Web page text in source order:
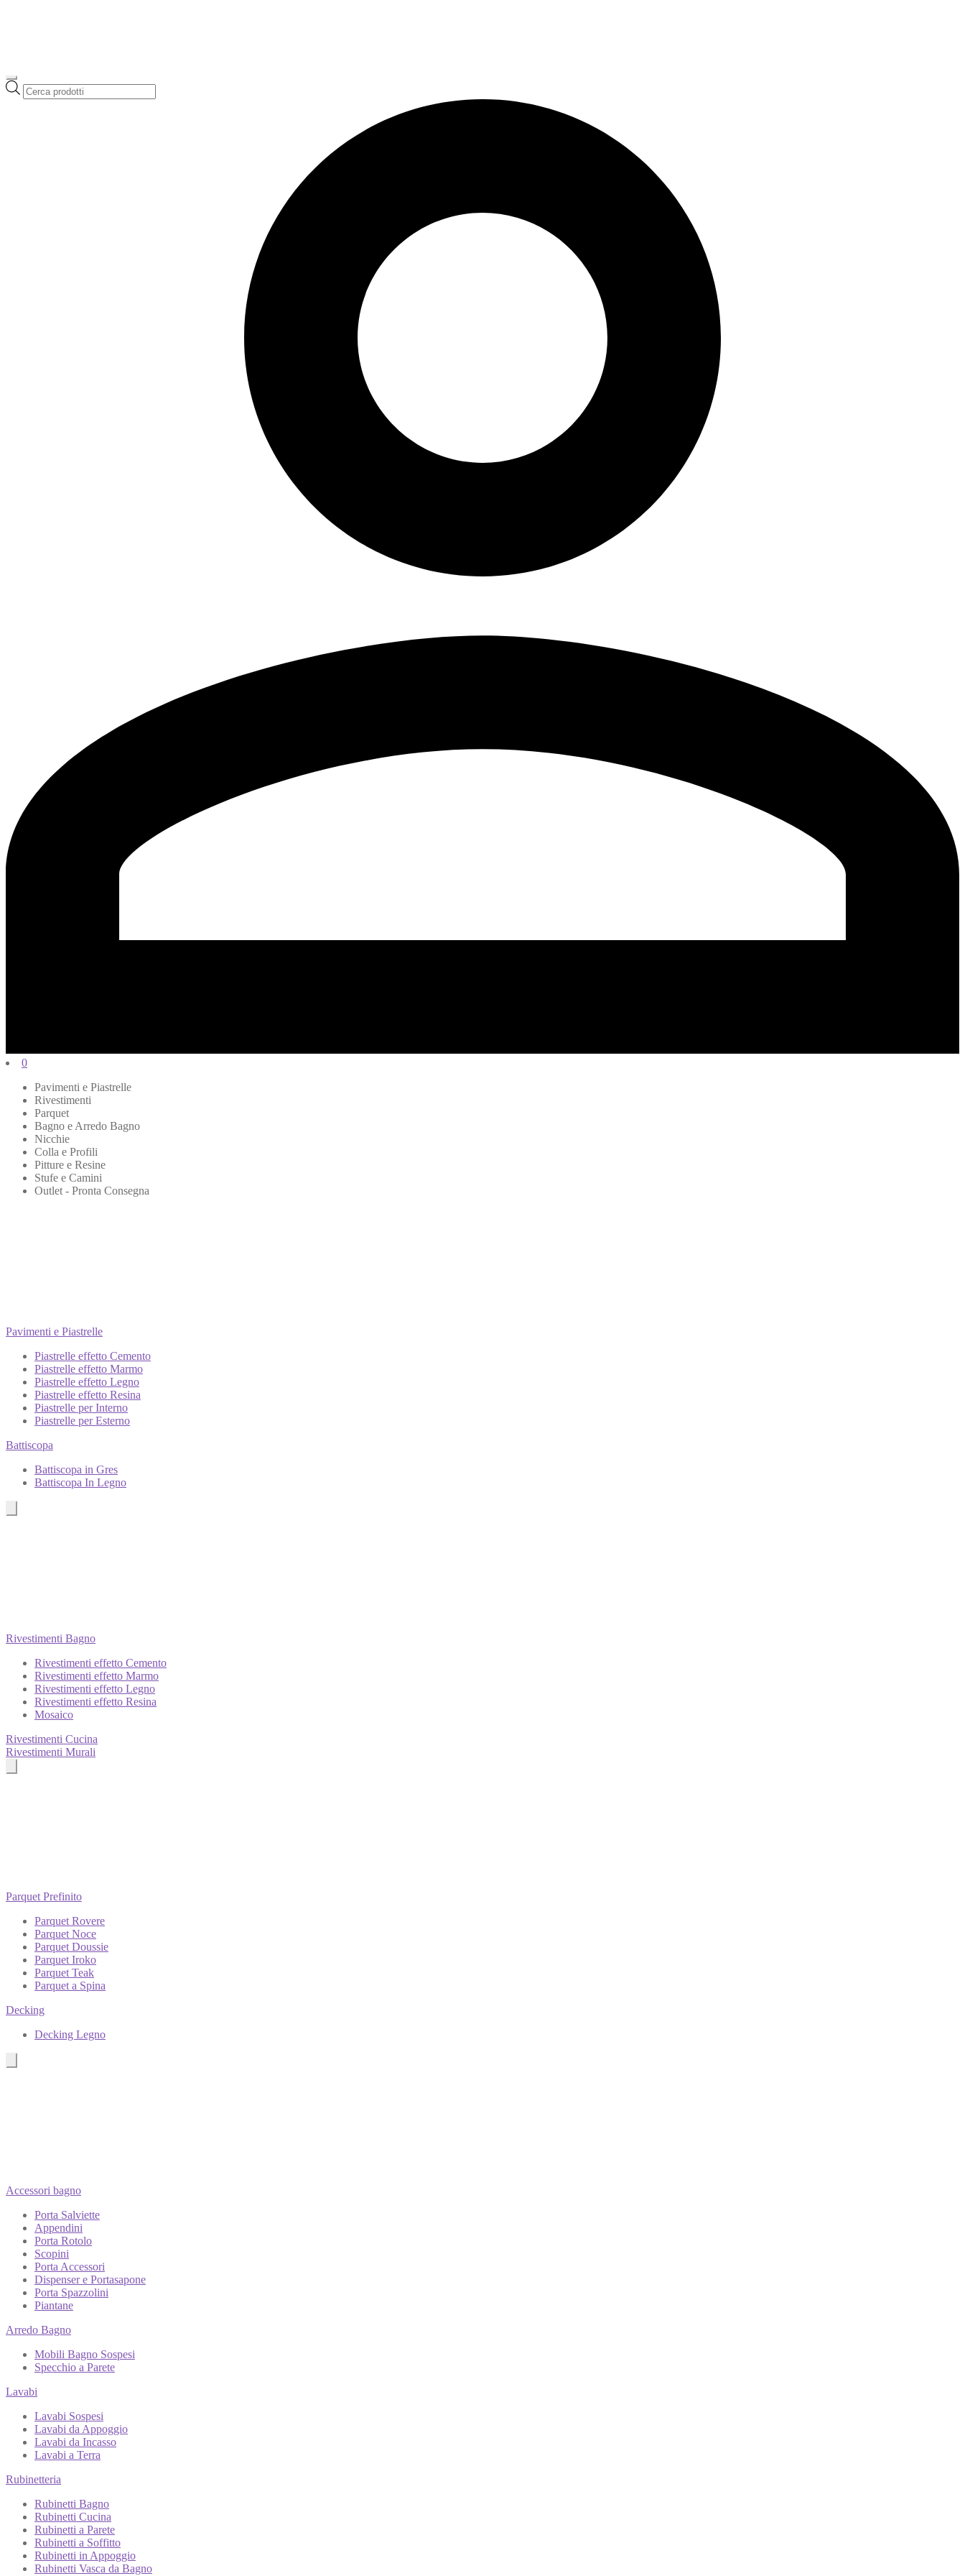
Ricerca
prodotti
0
Pavimenti e Piastrelle
Rivestimenti
Parquet
Bagno e Arredo Bagno
Nicchie
Colla e Profili
Pitture e Resine
Stufe e Camini
Outlet - Pronta Consegna
Pavimenti e Piastrelle
Piastrelle effetto Cemento
Piastrelle effetto Marmo
Piastrelle effetto Legno
Piastrelle effetto Resina
Piastrelle per Interno
Piastrelle per Esterno
Battiscopa
Battiscopa in Gres
Battiscopa In Legno
Rivestimenti Bagno
Rivestimenti effetto Cemento
Rivestimenti effetto Marmo
Rivestimenti effetto Legno
Rivestimenti effetto Resina
Mosaico
Rivestimenti Cucina
Rivestimenti Murali
Parquet Prefinito
Parquet Rovere
Parquet Noce
Parquet Doussie
Parquet Iroko
Parquet Teak
Parquet a Spina
Decking
Decking Legno
Accessori bagno
Porta Salviette
Appendini
Porta Rotolo
Scopini
Porta Accessori
Dispenser e Portasapone
Porta Spazzolini
Piantane
Arredo Bagno
Mobili Bagno Sospesi
Specchio a Parete
Lavabi
Lavabi Sospesi
Lavabi da Appoggio
Lavabi da Incasso
Lavabi a Terra
Rubinetteria
Rubinetti Bagno
Rubinetti Cucina
Rubinetti a Parete
Rubinetti a Soffitto
Rubinetti in Appoggio
Rubinetti Vasca da Bagno